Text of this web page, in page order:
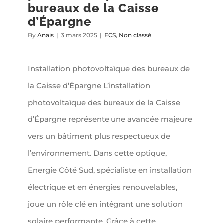
bureaux de la Caisse
d’Épargne
By Anais | 3 mars 2025 | ECS, Non classé
Installation photovoltaïque des bureaux de
la Caisse d’Épargne L’installation
photovoltaïque des bureaux de la Caisse
d’Épargne représente une avancée majeure
vers un bâtiment plus respectueux de
l’environnement. Dans cette optique,
Energie Côté Sud, spécialiste en installation
électrique et en énergies renouvelables,
joue un rôle clé en intégrant une solution
solaire performante. Grâce à cette